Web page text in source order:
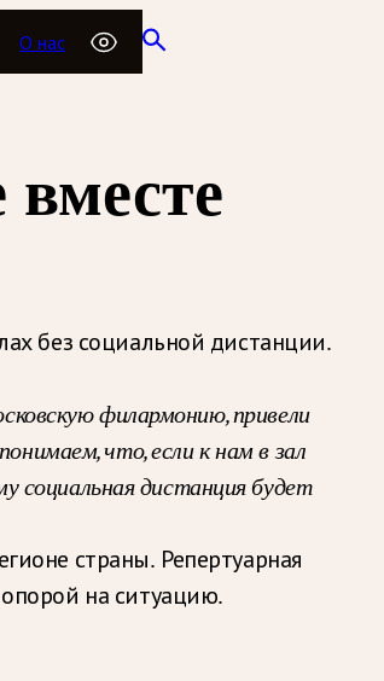
О нас
без социальной дистанции.
филармонию, привели
что, если к нам в зал
социальная дистанция будет
страны. Репертуарная
на ситуацию.